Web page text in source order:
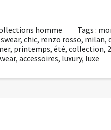
homme Tags :
, chic, renzo rosso, milan,
, printemps, été, collection,
, accessoires, luxury, luxe